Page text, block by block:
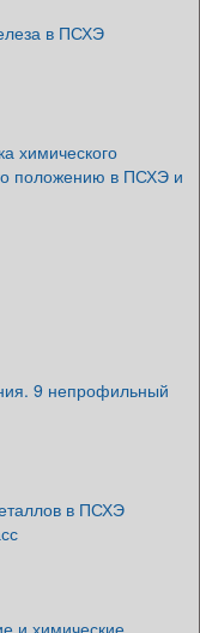
в ПСХЭ
химического
положению в ПСХЭ и
9 непрофильный
в ПСХЭ
и химические